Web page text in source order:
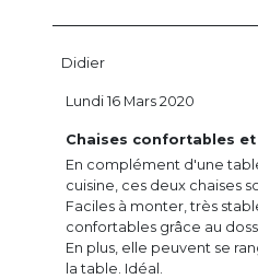
Didier
Chaises confortables
En complément d'une
cuisine, ces deux chaises
Faciles à monter, très
confortables grâce au
En plus, elle peuvent se
la table. Idéal.
Lundi 16 Mars 2020